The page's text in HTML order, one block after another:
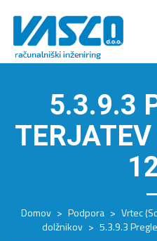
5.3.9.3
Domov > Podpora > Vrtec
dolžnikov > 5.3.9.3